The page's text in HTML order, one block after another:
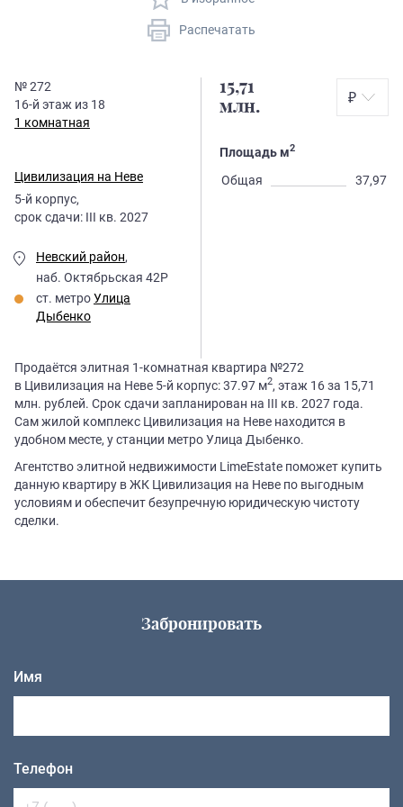
Распечатать
№272
16-й этаж из 18
1 комнатная
Цивилизация на Неве
5-й корпус,
срок сдачи: III кв. 2027
Невский район,
наб. Октябрьская 42Р
ст. метроУлица
Дыбенко
15,71
млн.
₽
Площадь м2
Общая 37,97
Продаётся элитная 1-комнатная квартира №272
в Цивилизация на Неве 5-й корпус: 37.97 м2, этаж 16 за 15,71
млн. рублей. Срок сдачи запланирован на III кв. 2027 года.
Сам жилой комплекс Цивилизация на Неве находится в
удобном месте, у станции метро Улица Дыбенко.
Агентство элитной недвижимости LimeEstate поможет купить
данную квартиру в ЖК Цивилизация на Неве по выгодным
условиям и обеспечит безупречную юридическую чистоту
сделки.
Забронировать
Имя
Телефон